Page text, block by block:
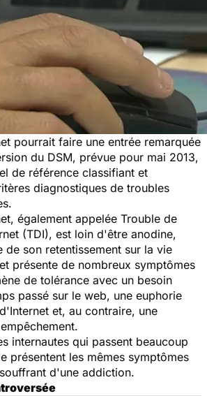
pourrait faire une entrée remarquée
du DSM, prévue pour mai 2013,
de référence classifiant et
diagnostiques de troubles
également appelée Trouble de
(TDI), est loin d'être anodine,
de son retentissement sur la vie
présente de nombreux symptômes
de tolérance avec un besoin
passé sur le web, une euphorie
et, au contraire, une
internautes qui passent beaucoup
présentent les mêmes symptômes
d'une addiction.